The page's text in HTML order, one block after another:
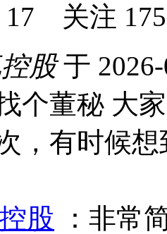
17 关注 175
股于
董秘 大家
，有时候
股 ：非常